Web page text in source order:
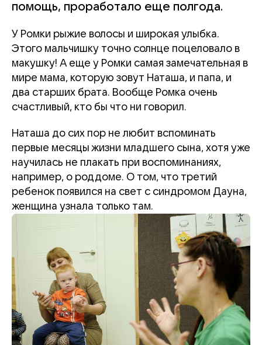
помощь, проработало еще полгода.
У Ромки рыжие волосы и широкая улыбка.
Этого мальчишку точно солнце поцеловало в
макушку! А еще у Ромки самая замечательная в
мире мама, которую зовут Наташа, и папа, и
два старших брата. Вообще Ромка очень
счастливый, кто бы что ни говорил.
Наташа до сих пор не любит вспоминать
первые месяцы жизни младшего сына, хотя уже
научилась не плакать при воспоминаниях,
например, о роддоме. О том, что третий
ребенок появился на свет с синдромом Дауна,
женщина узнала только там.